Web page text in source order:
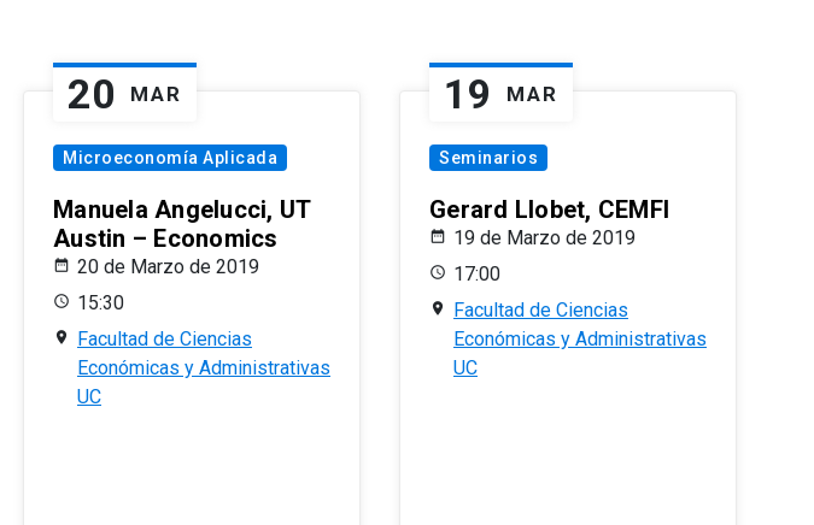
20 MAR
Microeconomía Aplicada
Manuela Angelucci, UT
Austin – Economics
20 de Marzo de 2019
15:30
Facultad de Ciencias
Económicas y Administrativas
UC
19 MAR
Seminarios
Gerard Llobet, CEMFI
19 de Marzo de 2019
17:00
Facultad de Ciencias
Económicas y Administrativas
UC